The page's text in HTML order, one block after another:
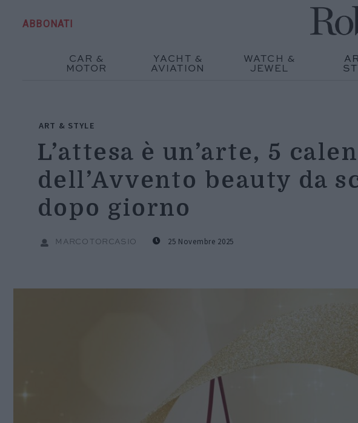
ABBONATI
CAR &
MOTOR
YACHT &
AVIATION
WATCH &
JEWEL
ART & STYLE
L’attesa è un’arte, 5
dell’Avvento beauty da
dopo giorno
MARCO TORCASIO 25 Novembre 2025